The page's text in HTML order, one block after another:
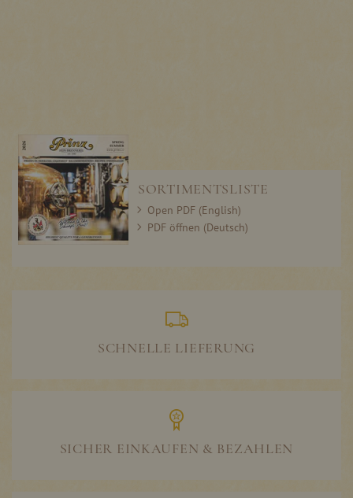
SORTIMENTSLISTE
Open PDF (English)
PDF öffnen (Deutsch)
SCHNELLE LIEFERUNG
SICHER EINKAUFEN & BEZAHLEN